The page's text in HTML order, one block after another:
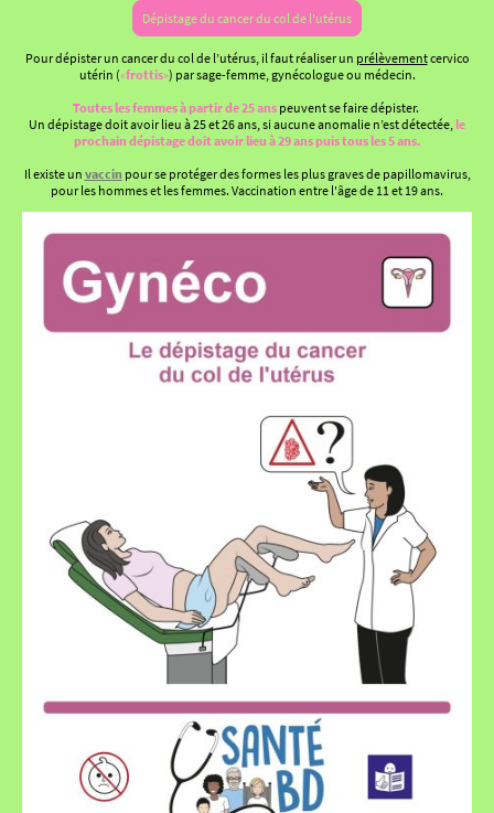
Dépistage du cancer du col de l'utérus
Pour dépister un cancer du col de l’utérus, il faut réaliser un prélèvementcervico
utérin («frottis») par sage-femme, gynécologue ou médecin.
Toutes les femmes à partir de 25 ans peuvent se faire dépister.
Un dépistage doit avoir lieu à 25 et 26 ans, si aucune anomalie n’est détectée,le
prochain dépistage doit avoir lieu à 29 ans puis tous les 5 ans.
Il existe un vaccin pour se protéger des formes les plus graves de papillomavirus,
pour les hommes et les femmes. Vaccination entre l'âge de 11 et 19 ans.